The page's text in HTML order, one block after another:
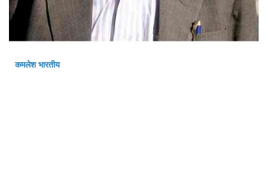
Literature
Punjabi News
कमलेश भारतीय